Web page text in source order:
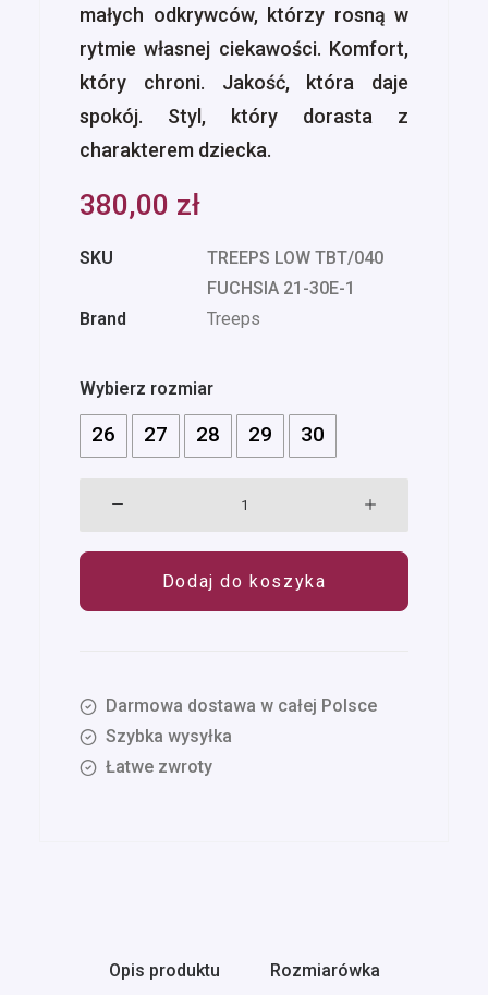
małych odkrywców, którzy rosną w
rytmie własnej ciekawości. Komfort,
który chroni. Jakość, która daje
spokój. Styl, który dorasta z
charakterem dziecka.
380,00 zł
SKU
TREEPS LOW TBT/040
FUCHSIA 21-30E-1
Brand
Treeps
Wybierz rozmiar
26 27 28 29 30
Low
26-
Dodaj do koszyka
Darmowa dostawa w całej Polsce
Szybka wysyłka
Łatwe zwroty
Opis produktu Rozmiarówka